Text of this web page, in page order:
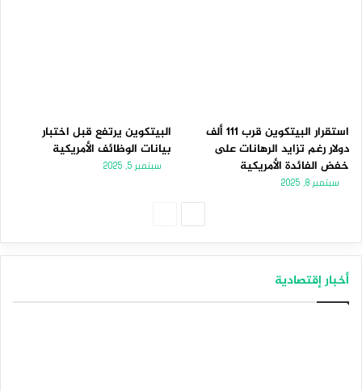
استقرار البيتكوين قرب 111 ألف
دولار رغم تزايد الرهانات على
خفض الفائدة الأمريكية
سبتمبر 8, 2025
البيتكوين يرتفع قبل اختبار
بيانات الوظائف الأمريكية
سبتمبر 5, 2025
أخبار إقتصادية